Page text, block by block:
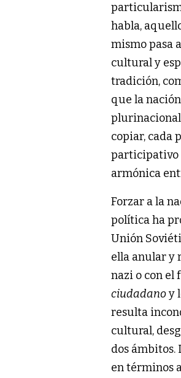
habla,
mismo pasa
cultural y
tradición,
que la
copiar, cada
participativo
armónica
Forzar a la
política ha
Unión
ella anular y
nazi o con el
ciudadanoy
resulta
cultural,
dos
en términos